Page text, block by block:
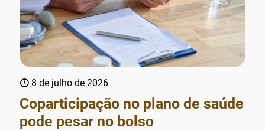
8 de julho de 2026
Coparticipação no plano de saúde
pode pesar no bolso